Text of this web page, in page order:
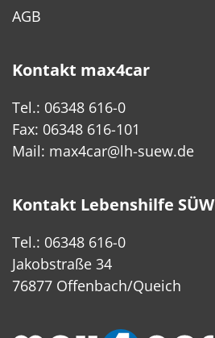
AGB
Kontakt max4car
Tel.: 06348 616-0
Fax: 06348 616-101
Mail: max4car@lh-suew.de
Kontakt Lebenshilfe SÜW
Tel.: 06348 616-0
Jakobstraße 34
76877 Offenbach/Queich